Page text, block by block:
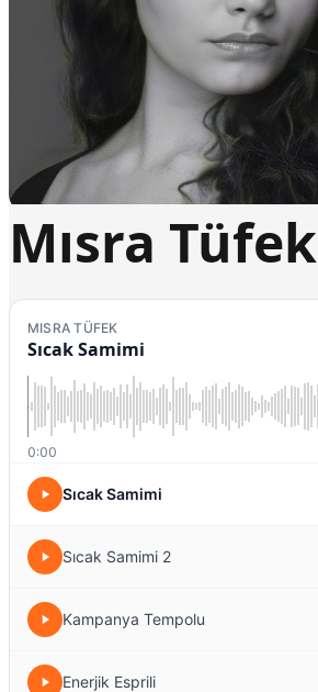
Mısra Tüfek
MISRA TÜFEK
Sıcak Samimi
0:00
Sıcak Samimi
Sıcak Samimi 2
Kampanya Tempolu
Enerjik Esprili